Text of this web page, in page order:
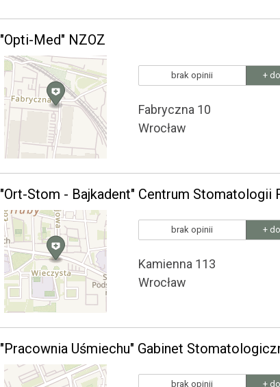
"Opti-Med" NZOZ
brak opinii +
Fabryczna 10
Wrocław
"Ort-Stom - Bajkadent" Centrum Stomatologii
brak opinii +
Kamienna 113
Wrocław
"Pracownia Uśmiechu" Gabinet
brak opinii +